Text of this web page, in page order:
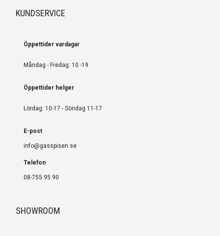
KUNDSERVICE
Öppettider vardagar
Måndag - Fredag: 10 -19
Öppettider helger
Lördag: 10-17 - Söndag 11-17
E-post
info@gasspisen.se
Telefon
08-755 95 90
SHOWROOM